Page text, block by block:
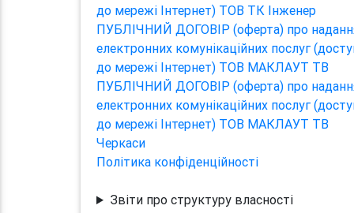
до мережі Інтернет) ТОВ ТК Інженер
ПУБЛІЧНИЙ ДОГОВІР (оферта) про
електронних комунікаційних послуг
до мережі Інтернет) ТОВ МАКЛАУТ ТВ
ПУБЛІЧНИЙ ДОГОВІР (оферта) про
електронних комунікаційних послуг
до мережі Інтернет) ТОВ МАКЛАУТ ТВ
Черкаси
Політика конфіденційності
Звіти про структуру власності